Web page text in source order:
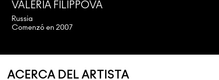
VALERIA FILIPPOVA
Russia
Comenzó en 2007
ACERCA DEL ARTISTA